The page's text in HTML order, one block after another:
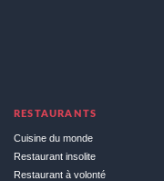
RESTAURANTS
Cuisine du monde
Restaurant insolite
Restaurant à volonté